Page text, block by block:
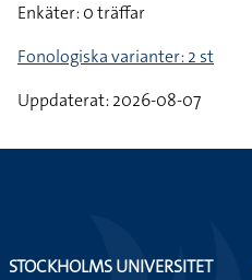
Enkäter: 0 träffar
Fonologiska varianter: 2 st
Uppdaterat: 2026-08-07
STOCKHOLMS UNIVERSITET